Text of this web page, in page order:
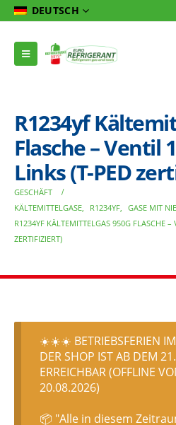
DEUTSCH
R1234yf
Flasche – Ventil
Links (T-PED
GESCHÄFT
KÄLTEMITTELGASE, R1234YF, GASE MIT
R1234YF KÄLTEMITTELGAS 950G FLASCHE
ZERTIFIZIERT)
☀️☀️☀️ BETRIEBSFERIEN
DER SHOP IST AB DEM
ERREICHBAR (OFFLINE
20.08.2026)
📦 "Alle in diesem